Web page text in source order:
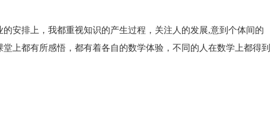
安排上，我都重视知识的产生过程，关注人的发展,意到个体间的
上都有所感悟，都有着各自的数学体验，不同的人在数学上都得到